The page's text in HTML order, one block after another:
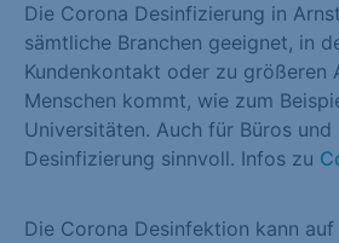
Die Corona Desinfizierung in
sämtliche Branchen geeignet, in
Kundenkontakt oder zu größeren
Menschen kommt, wie zum
Universitäten. Auch für Büros
Desinfizierung sinnvoll. Infos zu
Die Corona Desinfektion kann